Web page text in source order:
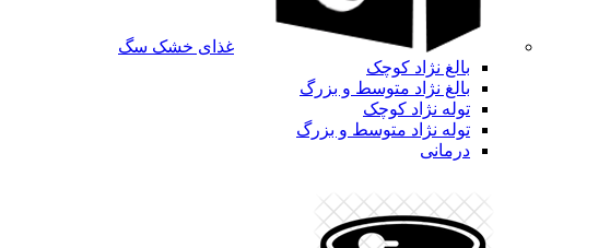
غذای خشک سگ
بالغ نژاد کوچک
بالغ نژاد متوسط و بزرگ
توله نژاد کوچک
توله نژاد متوسط و بزرگ
درمانی